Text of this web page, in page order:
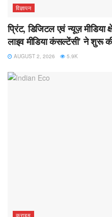
विज्ञापन
प्रिंट, डिजिटल एवं न्यूज़ मीडिया
लाइव मीडिया कंसल्टेंसी’ ने शुरू
AUGUST 2, 2026 5.9K
क्राइम